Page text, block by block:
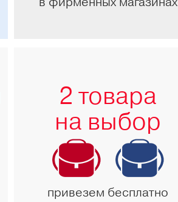
2 товара
на выбор
привезем бесплатно